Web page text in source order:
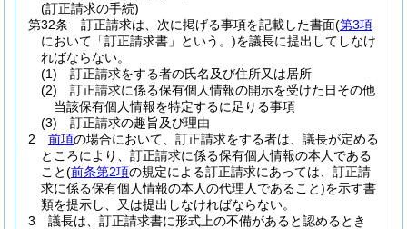
(訂正請求の手続)
第32条
訂正請求は、次に掲げる事項を記載した書面(第3項
において「訂正請求書」という。)を議長に提出してしなけ
ればならない。
(1)
訂正請求をする者の氏名及び住所又は居所
(2)
訂正請求に係る保有個人情報の開示を受けた日その他
当該保有個人情報を特定するに足りる事項
(3)
訂正請求の趣旨及び理由
2
前項の場合において、訂正請求をする者は、議長が定める
ところにより、訂正請求に係る保有個人情報の本人である
こと(前条第2項の規定による訂正請求にあっては、訂正請
求に係る保有個人情報の本人の代理人であること)を示す書
類を提示し、又は提出しなければならない。
3
議長は、訂正請求書に形式上の不備があると認めるとき